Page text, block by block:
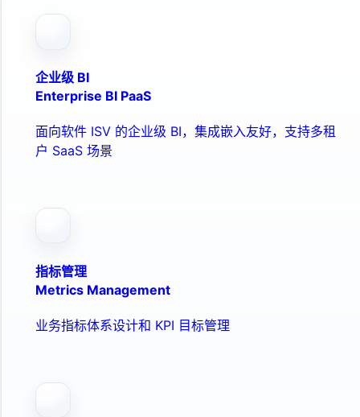
企业级 BI
Enterprise BI PaaS
面向软件 ISV 的企业级 BI，集成嵌入友好，支持多租
户 SaaS 场景
指标管理
Metrics Management
业务指标体系设计和 KPI 目标管理